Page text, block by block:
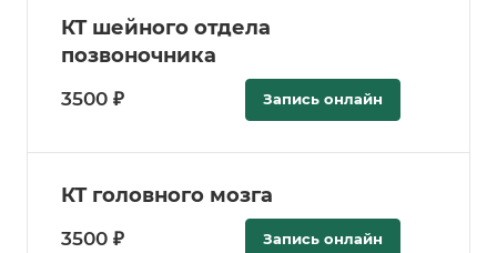
КТ шейного отдела
позвоночника
3500 ₽ Запись онлайн
КТ головного мозга
3500 ₽ Запись онлайн